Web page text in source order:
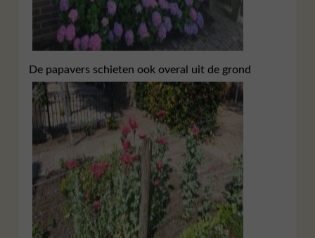
De papavers schieten ook overal uit de grond